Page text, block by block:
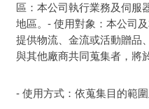
區：本公司執行業務及伺服
地區。- 使用對象：本公司
提供物流、金流或活動贈品
與其他廠商共同蒐集者，將
- 使用方式：依蒐集目的範